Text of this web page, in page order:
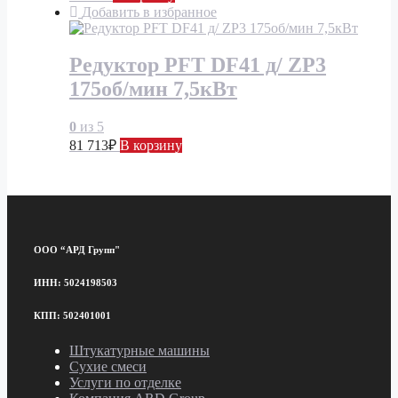
Добавить в избранное
Редуктор PFT DF41 д/ ZP3
175об/мин 7,5кВт
0 из 5
81 713₽ В корзину
ООО “АРД Групп"
ИНН: 5024198503
КПП: 502401001
Штукатурные машины
Сухие смеси
Услуги по отделке